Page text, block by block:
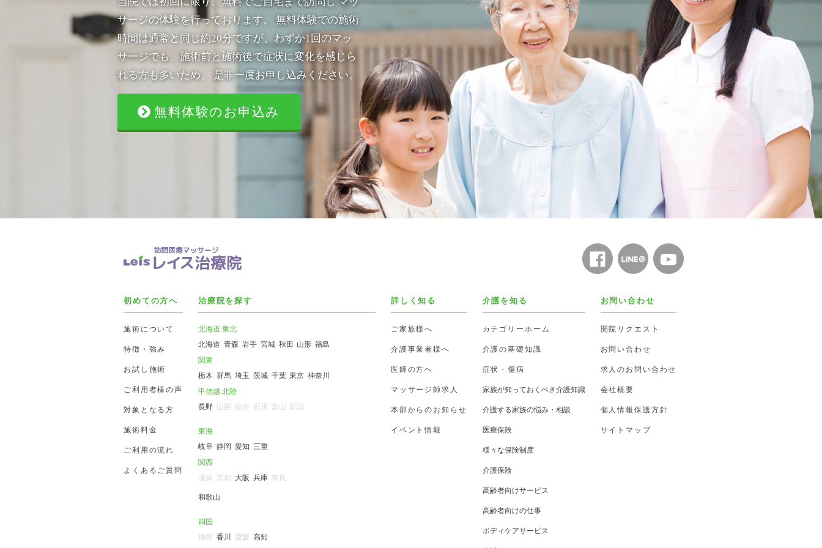
サージの体験を行っております。 無料体験での施術
時間は通常と同じ約20分ですが、わずか1回のマッ
サージでも、施術前と施術後で症状に変化を感じら
れる方も多いため、 是非一度お申し込みください。
無料体験のお申込み
初めての方へ
施術について
特徴・強み
お試し施術
ご利用者様の声
対象となる方
施術料金
ご利用の流れ
よくあるご質問
治療院を探す
北海道 東北
北海道 青森 岩手 宮城 秋田 山形 福島
関東
栃木 群馬 埼玉 茨城 千葉 東京 神奈川
甲信越 北陸
長野 山梨 福井 石川 富山 新潟
東海
岐阜 静岡 愛知 三重
関西
滋賀
京都 大阪 兵庫 奈良
和歌山
四国
徳島 香川 愛媛 高知
詳しく知る
ご家族様へ
介護事業者様へ
医師の方へ
マッサージ師求人
本部からのお知らせ
イベント情報
介護を知る
カテゴリーホーム
介護の基礎知識
症状・傷病
家族が知っておくべき介護知識
介護する家族の悩み・相談
医療保険
様々な保険制度
介護保険
高齢者向けサービス
高齢者向けの仕事
ボディケアサービス
お問い合わせ
開院リクエスト
お問い合わせ
求人のお問い合わせ
会社概要
個人情報保護方針
サイトマップ